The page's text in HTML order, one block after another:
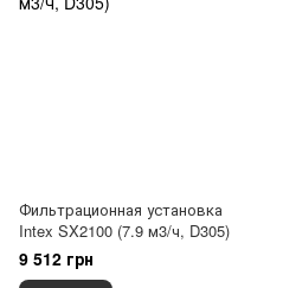
Фильтрационная установка
Intex SX2100 (7.9 м3/ч, D305)
9 512 грн